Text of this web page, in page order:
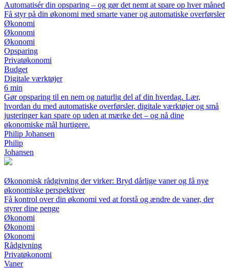
Automatisér din opsparing – og gør det nemt at spare op hver måned
Få styr på din økonomi med smarte vaner og automatiske overførsler
Økonomi
Økonomi
Økonomi
Opsparing
Privatøkonomi
Budget
Digitale værktøjer
6 min
Gør opsparing til en nem og naturlig del af din hverdag. Lær,
hvordan du med automatiske overførsler, digitale værktøjer og små
justeringer kan spare op uden at mærke det – og nå dine
økonomiske mål hurtigere.
Philip Johansen
Philip
Johansen
Økonomisk rådgivning der virker: Bryd dårlige vaner og få nye
økonomiske perspektiver
Få kontrol over din økonomi ved at forstå og ændre de vaner, der
styrer dine penge
Økonomi
Økonomi
Økonomi
Rådgivning
Privatøkonomi
Vaner